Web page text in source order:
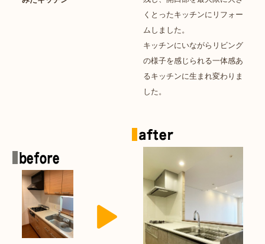
くとったキッチンにリフォー
ムしました。
キッチンにいながらリビング
の様子を感じられる一体感あ
るキッチンに生まれ変わりま
した。